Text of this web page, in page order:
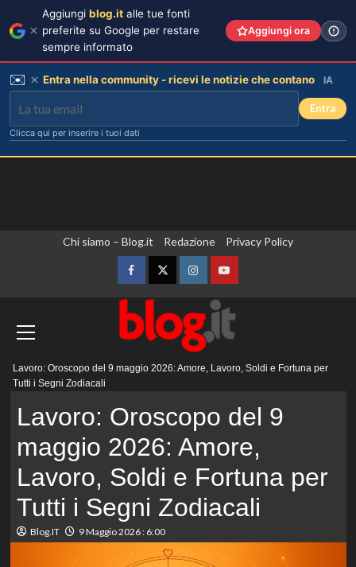
Chi siamo – Blog.it Redazione Privacy Policy
FacebookTwitterInstagramYouTube
principale
Lavoro: Oroscopo del 9 maggio 2026: Amore, Lavoro, Soldi e Fortuna per
Tutti i Segni Zodiacali
Lavoro: Oroscopo del 9
maggio 2026: Amore,
Lavoro, Soldi e Fortuna per
Tutti i Segni Zodiacali
Blog.IT 9 Maggio 2026 : 6:00
Aggiungi blog.it alle tue fonti
preferite su Google per restare
sempre informato
Aggiungi ora
✉️ Entra nella community - ricevi le notizie che contano IA
Entra
Clicca qui per inserire i tuoi dati